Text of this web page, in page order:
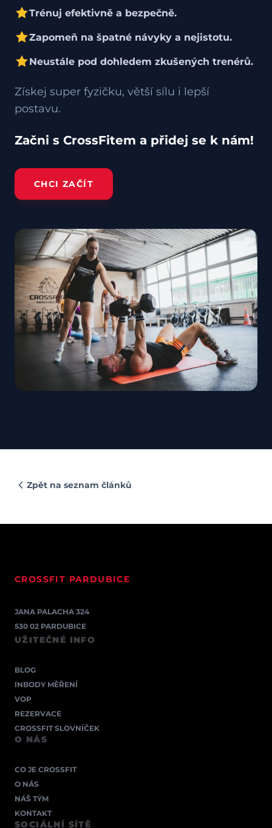
Trénuj efektivně a bezpečně.
Zapomeň na špatné návyky a nejistotu.
Neustále pod dohledem zkušených trenérů.
Získej super fyzičku, větší sílu i lepší
postavu.
Začni s CrossFitem a přidej se k nám!
CHCI ZAČÍT
Zpět na seznam článků
CROSSFIT PARDUBICE
JANA PALACHA 324
530 02 PARDUBICE
UŽITEČNÉ INFO
BLOG
INBODY MĚŘENÍ
VOP
REZERVACE
CROSSFIT SLOVNÍČEK
O NÁS
CO JE CROSSFIT
O NÁS
NÁŠ TÝM
KONTAKT
SOCIÁLNÍ SÍTĚ